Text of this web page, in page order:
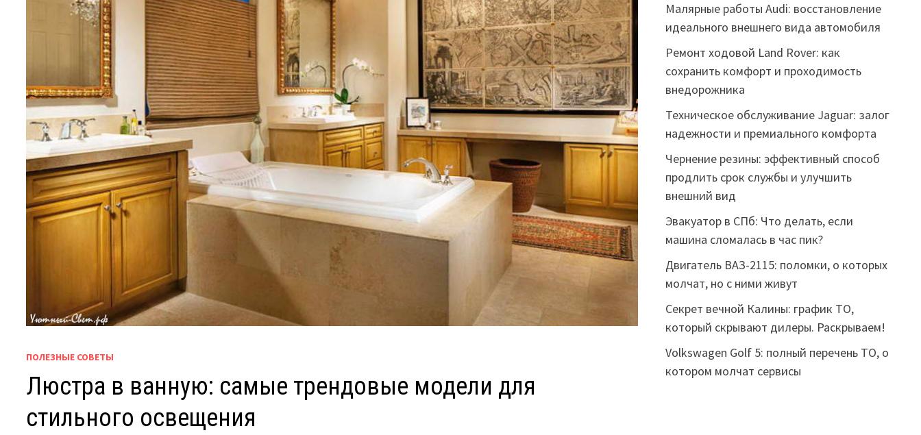
ПОЛЕЗНЫЕ СОВЕТЫ
Люстра в ванную: самые трендовые модели для
стильного освещения
Малярные работы Audi: восстановление
идеального внешнего вида автомобиля
Ремонт ходовой Land Rover: как
сохранить комфорт и проходимость
внедорожника
Техническое обслуживание Jaguar: залог
надежности и премиального комфорта
Чернение резины: эффективный способ
продлить срок службы и улучшить
внешний вид
Эвакуатор в СПб: Что делать, если
машина сломалась в час пик?
Двигатель ВАЗ-2115: поломки, о которых
молчат, но с ними живут
Секрет вечной Калины: график ТО,
который скрывают дилеры. Раскрываем!
Volkswagen Golf 5: полный перечень ТО, о
котором молчат сервисы